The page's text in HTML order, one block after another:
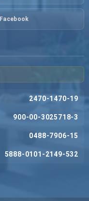
Facebook
2470-1470-19
900-00-3025718-3
0488-7906-15
5888-0101-2149-532